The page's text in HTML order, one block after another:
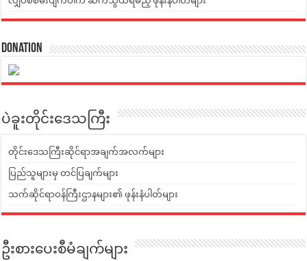
Donation
ပဲခူးတိုင်းဒေသကြီး
တိုင်းဒေသကြီးဆိုင်ရာအချက်အလက်များ
ပြည်သူများမှ တင်ပြချက်များ
သက်ဆိုင်ရာဝန်ကြီးဌာနများ၏ ဖုန်းနံပါတ်များ
ဦးစားပေးစီမံချက်များ